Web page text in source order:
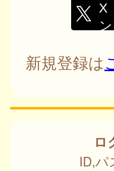
X
ン
新規登録は
ロ
ID,